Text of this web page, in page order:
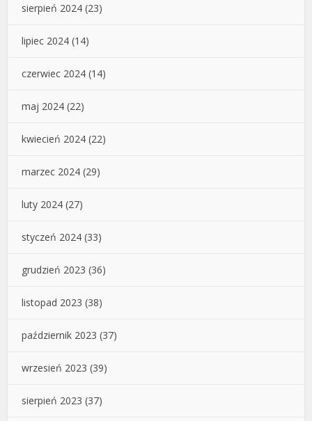
sierpień 2024 (23)
lipiec 2024 (14)
czerwiec 2024 (14)
maj 2024 (22)
kwiecień 2024 (22)
marzec 2024 (29)
luty 2024 (27)
styczeń 2024 (33)
grudzień 2023 (36)
listopad 2023 (38)
październik 2023 (37)
wrzesień 2023 (39)
sierpień 2023 (37)